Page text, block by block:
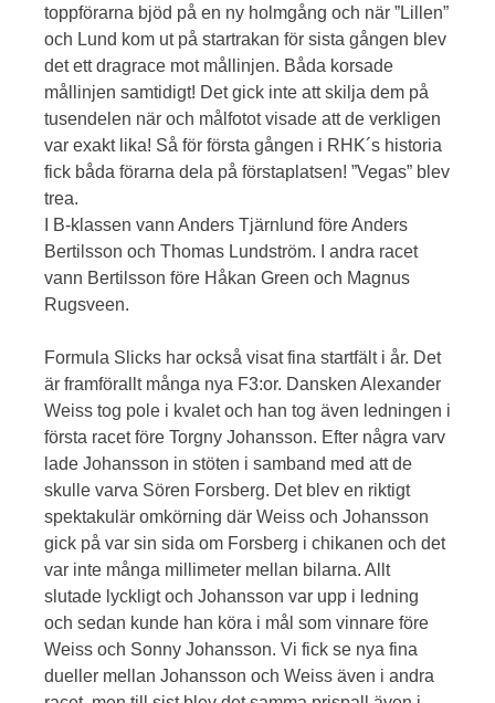
toppförarna bjöd på en ny holmgång och när ”Lillen”
och Lund kom ut på startrakan för sista gången blev
det ett dragrace mot mållinjen. Båda korsade
mållinjen samtidigt! Det gick inte att skilja dem på
tusendelen när och målfotot visade att de verkligen
var exakt lika! Så för första gången i RHK´s historia
fick båda förarna dela på förstaplatsen! ”Vegas” blev
trea.
I B-klassen vann Anders Tjärnlund före Anders
Bertilsson och Thomas Lundström. I andra racet
vann Bertilsson före Håkan Green och Magnus
Rugsveen.
Formula Slicks har också visat fina startfält i år. Det
är framförallt många nya F3:or. Dansken Alexander
Weiss tog pole i kvalet och han tog även ledningen i
första racet före Torgny Johansson. Efter några varv
lade Johansson in stöten i samband med att de
skulle varva Sören Forsberg. Det blev en riktigt
spektakulär omkörning där Weiss och Johansson
gick på var sin sida om Forsberg i chikanen och det
var inte många millimeter mellan bilarna. Allt
slutade lyckligt och Johansson var upp i ledning
och sedan kunde han köra i mål som vinnare före
Weiss och Sonny Johansson. Vi fick se nya fina
dueller mellan Johansson och Weiss även i andra